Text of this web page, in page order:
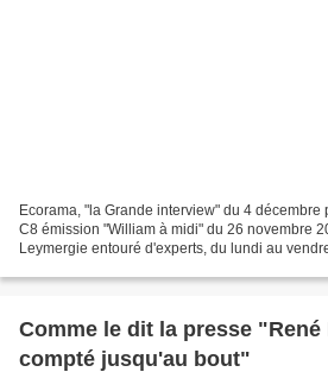
Ecorama, "la Grande interview" du 4
C8 émission "William à midi" du 26 novembre
Leymergie entouré d'experts, du lundi au
Comme le dit la presse "René
compté jusqu'au bout"